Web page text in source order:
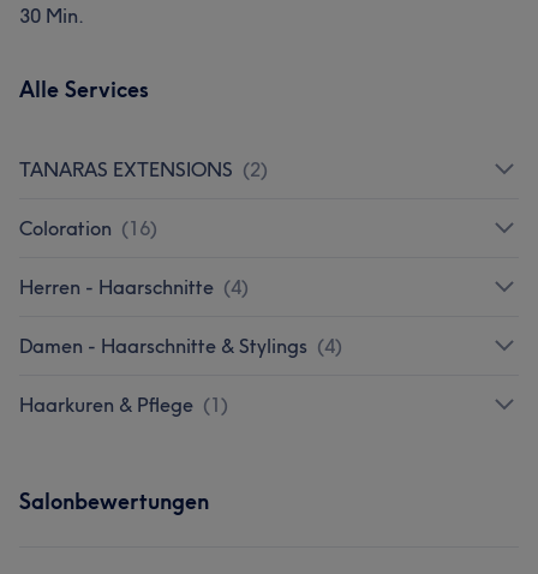
30 Min.
Alle Services
TANARAS EXTENSIONS (2)
Coloration (16)
Herren - Haarschnitte (4)
Damen - Haarschnitte & Stylings (4)
Haarkuren & Pflege (1)
Salonbewertungen